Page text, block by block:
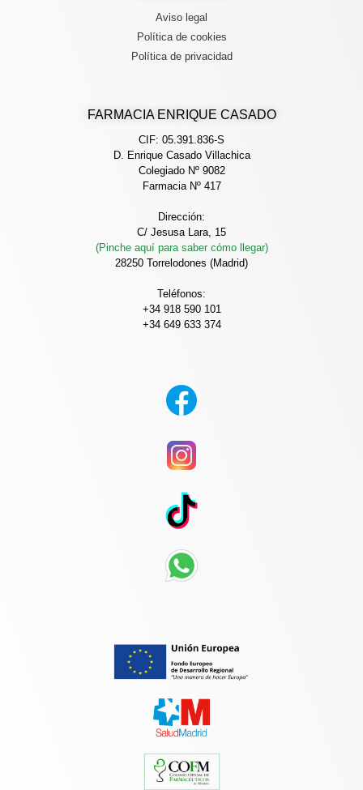
FARMACIA ENRIQUE CASADO
CIF: 05.391.836-S
D. Enrique Casado Villachica
Colegiado Nº 9082
Farmacia Nº 417
Dirección:
C/ Jesusa Lara, 15
(Pinche aquí para saber cómo llegar)
28250 Torrelodones (Madrid)
Teléfonos:
+34 918 590 101
+34 649 633 374
Aviso legal
Política de cookies
Política de privacidad